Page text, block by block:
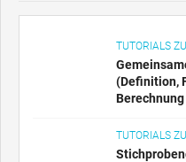
TUTORIALS
(Definition,
Berechnung
TUTORIALS